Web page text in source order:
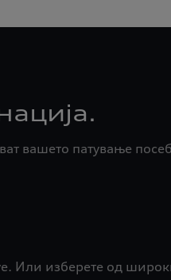
вашето патување
Или изберете од